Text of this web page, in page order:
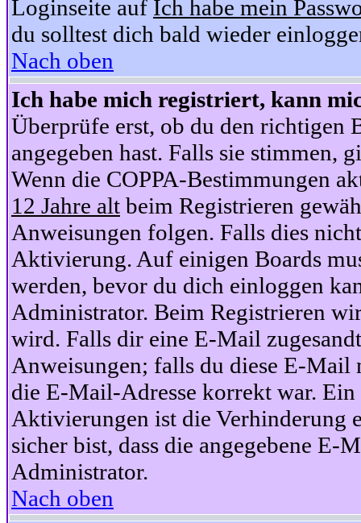
Loginseite auf Ich habe mein
du solltest dich bald wieder
Nach oben
Ich habe mich registriert, kann
Überprüfe erst, ob du den richtigen
angegeben hast. Falls sie stimmen,
Wenn die COPPA-Bestimmungen
12 Jahre alt beim Registrieren
Anweisungen folgen. Falls dies
Aktivierung. Auf einigen Boards
werden, bevor du dich einloggen
Administrator. Beim Registrieren
wird. Falls dir eine E-Mail
Anweisungen; falls du diese E-Mail
die E-Mail-Adresse korrekt war.
Aktivierungen ist die Verhinderung
sicher bist, dass die angegebene
Administrator.
Nach oben